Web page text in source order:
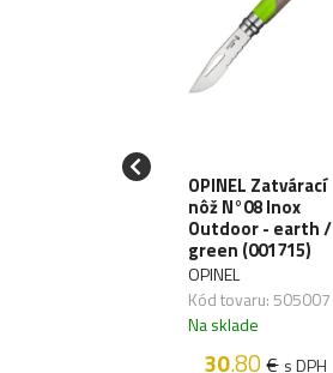
OPINEL Zatvárací
nôž N°08 Inox
Outdoor - earth /
green (001715)
OPINEL
Kód tovaru: 505007
Na sklade
30.80€ s DPH